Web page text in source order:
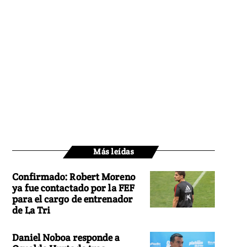
Más leídas
Confirmado: Robert Moreno
ya fue contactado por la FEF
para el cargo de entrenador
de La Tri
Daniel Noboa responde a